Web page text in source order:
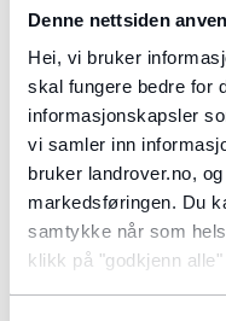
Denne nettsiden
Hei, vi bruker
skal fungere bedre for
informasjonskapsler
vi samler inn
bruker landrover.no,
markedsføringen. Du
samtykke når som
klikk på "godkjenn
Fra
VELG